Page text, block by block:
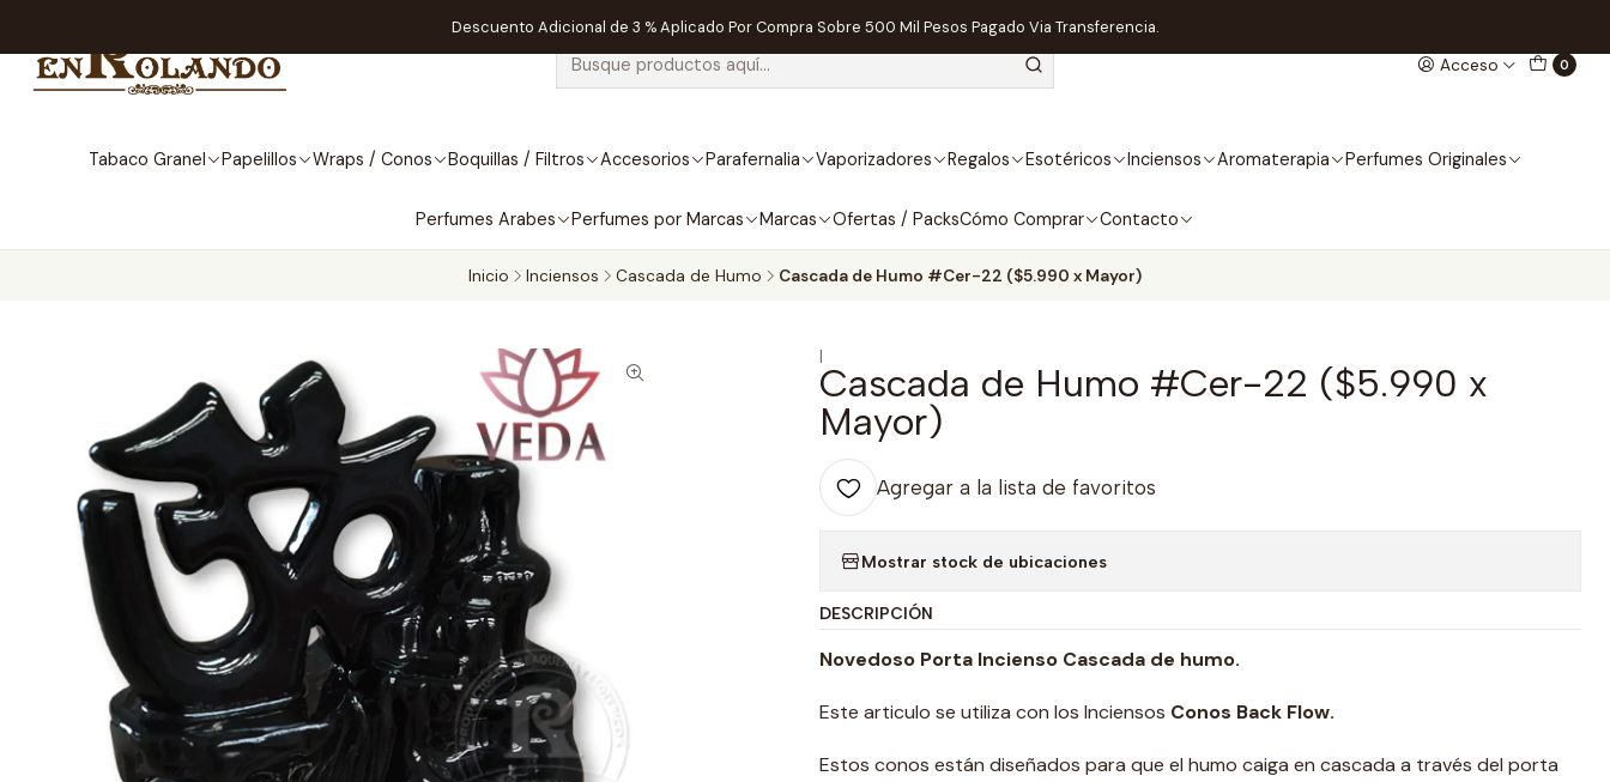
Acceso 0
Tabaco Granel Papelillos Wraps / Conos Boquillas / Filtros Accesorios Parafernalia Vaporizadores Regalos Esotéricos Inciensos Aromaterapia Perfumes Originales
Perfumes Arabes Perfumes por Marcas Marcas Ofertas / PacksCómo Comprar Contacto
Descuento Adicional de 3 % Aplicado Por Compra Sobre 500 Mil Pesos Pagado Via Transferencia.
Inicio Inciensos Cascada de Humo Cascada de Humo #Cer-22 ($5.990 x Mayor)
|
Cascada de Humo #Cer-22 ($5.990 x
Mayor)
Agregar a la lista de favoritos
Mostrar stock de ubicaciones
DESCRIPCIÓN
Novedoso Porta Incienso Cascada de humo.
Este articulo se utiliza con los Inciensos Conos Back Flow.
Estos conos están diseñados para que el humo caiga en cascada a través del porta